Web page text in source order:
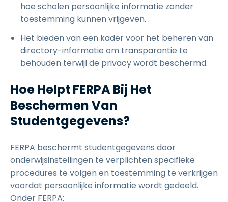
hoe scholen persoonlijke informatie zonder
toestemming kunnen vrijgeven.
Het bieden van een kader voor het beheren van
directory-informatie om transparantie te
behouden terwijl de privacy wordt beschermd.
Hoe Helpt FERPA Bij Het
Beschermen Van
Studentgegevens?
FERPA beschermt studentgegevens door
onderwijsinstellingen te verplichten specifieke
procedures te volgen en toestemming te verkrijgen
voordat persoonlijke informatie wordt gedeeld.
Onder FERPA: